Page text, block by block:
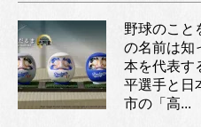
野球のこと
の名前は知
本を代表す
平選手と日
市の「高...